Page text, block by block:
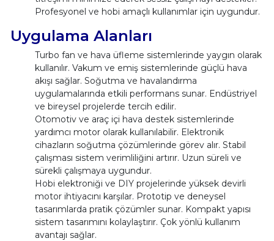
Profesyonel ve hobi amaçlı kullanımlar için uygundur.
Uygulama Alanları
Turbo fan ve hava üfleme sistemlerinde yaygın olarak
kullanılır. Vakum ve emiş sistemlerinde güçlü hava
akışı sağlar. Soğutma ve havalandırma
uygulamalarında etkili performans sunar. Endüstriyel
ve bireysel projelerde tercih edilir.
Otomotiv ve araç içi hava destek sistemlerinde
yardımcı motor olarak kullanılabilir. Elektronik
cihazların soğutma çözümlerinde görev alır. Stabil
çalışması sistem verimliliğini artırır. Uzun süreli ve
sürekli çalışmaya uygundur.
Hobi elektroniği ve DIY projelerinde yüksek devirli
motor ihtiyacını karşılar. Prototip ve deneysel
tasarımlarda pratik çözümler sunar. Kompakt yapısı
sistem tasarımını kolaylaştırır. Çok yönlü kullanım
avantajı sağlar.